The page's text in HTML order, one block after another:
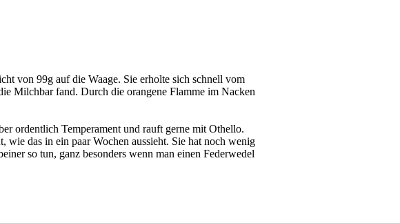
von 99g auf die Waage. Sie erholte sich schnell vom
Milchbar fand. Durch die orangene Flamme im Nacken
ordentlich Temperament und rauft gerne mit Othello.
das in ein paar Wochen aussieht. Sie hat noch wenig
so tun, ganz besonders wenn man einen Federwedel